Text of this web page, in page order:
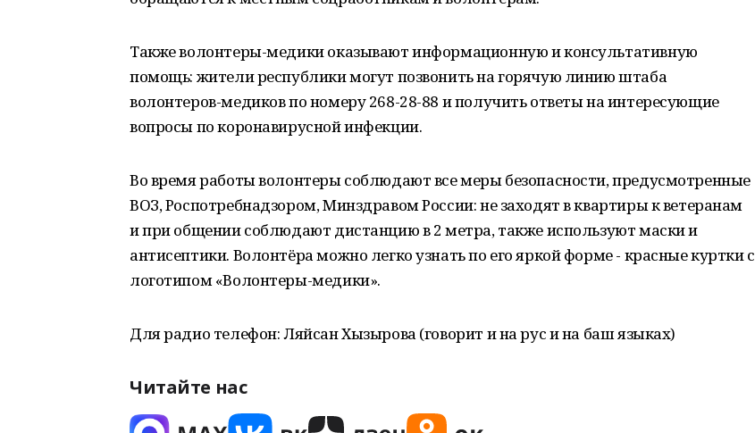
Также волонтеры-медики оказывают информационную и консультативную
помощь: жители республики могут позвонить на горячую линию штаба
волонтеров-медиков по номеру 268-28-88 и получить ответы на интересующие
вопросы по коронавирусной инфекции.
Во время работы волонтеры соблюдают все меры безопасности, предусмотренные
ВОЗ, Роспотребнадзором, Минздравом России: не заходят в квартиры к ветеранам
и при общении соблюдают дистанцию в 2 метра, также используют маски и
антисептики. Волонтёра можно легко узнать по его яркой форме - красные куртки с
логотипом «Волонтеры-медики».
Для радио телефон: Ляйсан Хызырова (говорит и на рус и на баш языках)
Читайте нас